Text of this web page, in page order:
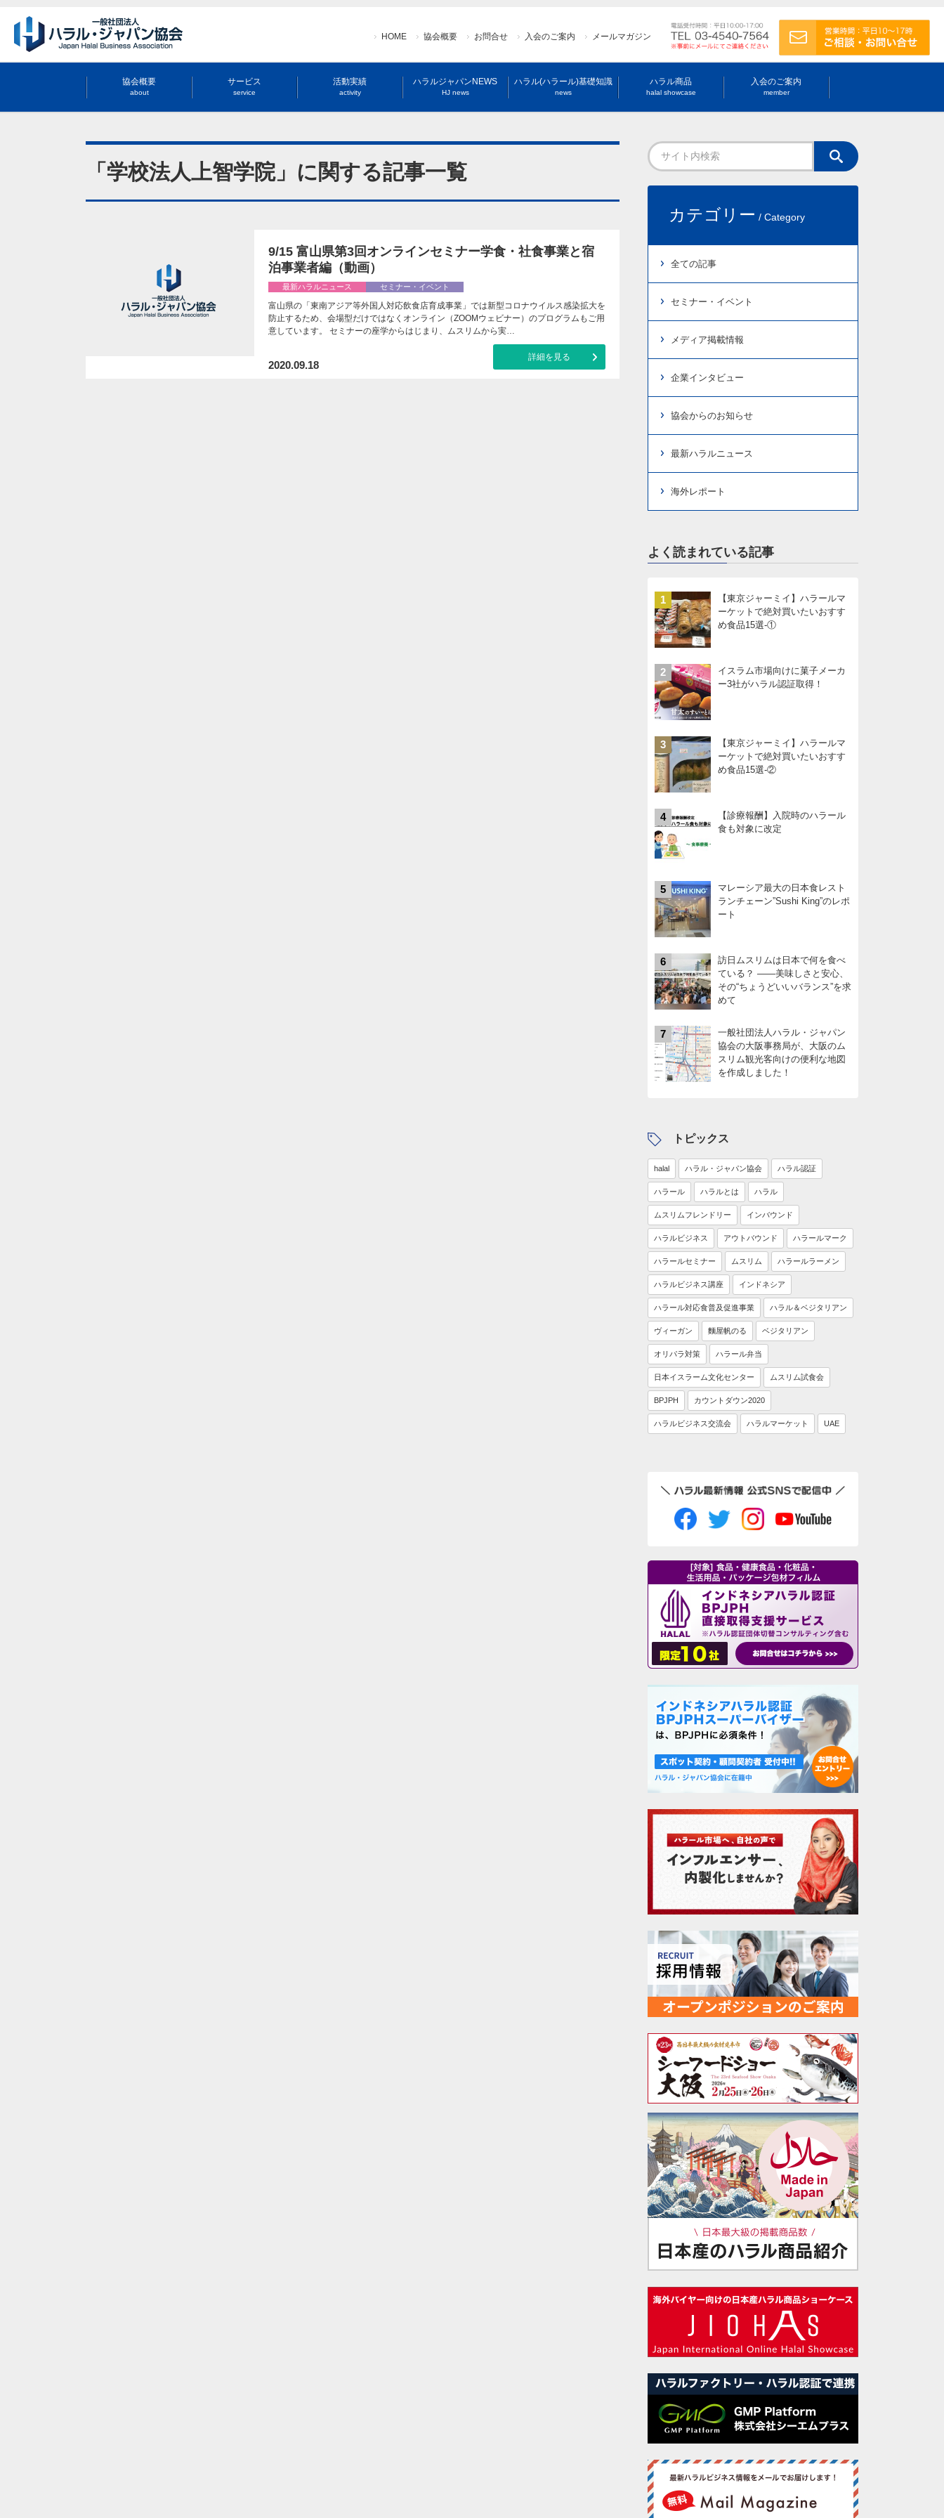
HOME 協会概要 お問合せ 入会のご案内 メールマガジン
協会概要
about
サービス
service
活動実績
activity
ハラルジャパンNEWS
HJ news
ハラル(ハラール)基礎知識
news
ハラル商品
halal showcase
入会のご案内
member
「学校法人上智学院」に関する記事一覧
9/15 富山県第3回オンラインセミナー学食・社食事業と宿
泊事業者編（動画）
最新ハラルニュース セミナー・イベント
富山県の「東南アジア等外国人対応飲食店育成事業」では新型コロナウイルス感染拡大を
防止するため、会場型だけではなくオンライン（ZOOMウェビナー）のプログラムもご用
意しています。 セミナーの座学からはじまり、ムスリムから実…
2020.09.18
詳細を見る
カテゴリー / Category
全ての記事
セミナー・イベント
メディア掲載情報
企業インタビュー
協会からのお知らせ
最新ハラルニュース
海外レポート
よく読まれている記事
1
【東京ジャーミイ】ハラールマ
ーケットで絶対買いたいおすす
め食品15選-①
2
イスラム市場向けに菓子メーカ
ー3社がハラル認証取得！
3
【東京ジャーミイ】ハラールマ
ーケットで絶対買いたいおすす
め食品15選-②
4
【診療報酬】入院時のハラール
食も対象に改定
5
マレーシア最大の日本食レスト
ランチェーン”Sushi King”のレポ
ート
6
訪日ムスリムは日本で何を食べ
ている？ ――美味しさと安心、
その“ちょうどいいバランス”を求
めて
7
一般社団法人ハラル・ジャパン
協会の大阪事務局が、大阪のム
スリム観光客向けの便利な地図
を作成しました！
トピックス
halal ハラル・ジャパン協会 ハラル認証
ハラール ハラルとは ハラル
ムスリムフレンドリー インバウンド
ハラルビジネス アウトバウンド ハラールマーク
ハラールセミナー ムスリム ハラールラーメン
ハラルビジネス講座 インドネシア
ハラール対応食普及促進事業 ハラル＆ベジタリアン
ヴィーガン 麵屋帆のる ベジタリアン
オリパラ対策 ハラール弁当
日本イスラーム文化センター ムスリム試食会
BPJPH カウントダウン2020
ハラルビジネス交流会 ハラルマーケット UAE